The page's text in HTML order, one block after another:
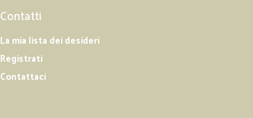
Contatti
La mia lista dei desideri
Registrati
Contattaci